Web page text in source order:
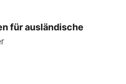
für ausländische